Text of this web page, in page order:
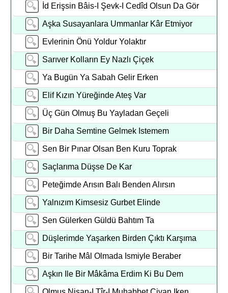
İd Erişsin Bâis-I Şevk-I Cedîd Olsun Da Gör
Aşka Susayanlara Ummanlar Kâr Etmiyor
Evlerinin Önü Yoldur Yolaktır
Sarıver Kolların Ey Nazlı Çiçek
Ya Bugün Ya Sabah Gelir Erken
Elif Kızın Yüreğinde Ateş Var
Üç Gün Olmuş Bu Yayladan Geçeli
Bir Daha Semtine Gelmek Istemem
Sen Bir Pınar Olsan Ben Kuru Toprak
Saçlarıma Düşse De Kar
Peteğimde Arısın Balı Benden Alırsın
Yalnızım Kimsesiz Gurbet Elinde
Sen Gülerken Güldü Bahtım Ta
Düşlerimde Yaşarken Birden Çıktı Karşıma
Bir Tarihe Mâl Olmada Ismiyle Beraber
Aşkın Ile Bir Mâkâma Erdim Ki Bu Dem